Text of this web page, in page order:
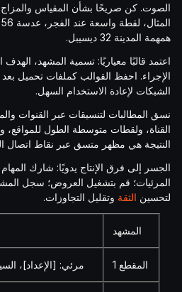
الصوت. كن صريحًا بشأن المقياس
همهمة المدينة 32 ديسيبل.
اعتمد قالبًا معياريًا: تسمية المشهد،
الإجراء. احفظ القوالب كملفات تحميل
الشبكات لإعادة الاستخدام السهل.
نسق المطالبات لتنسيقات عبر القنوات
القناة، ولقطات متوسطة الطول
النتيجة هي مظهر متسق عبر نقاط اتصال
الجسر إلى فرق الإنتاج يدويًا: شارك
المرئيات؛ قم بتشغيل العروض؛ سجل
لتحسين الثقة وتقليل التجاوزات.
المشهد
المقطع 1 مرئي: [الإعداد]،